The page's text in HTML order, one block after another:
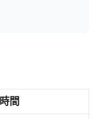
時間